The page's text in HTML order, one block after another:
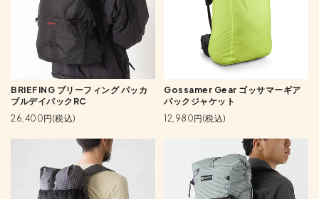
BRIEFING ブリーフィング パッカ
ブルデイパックRC
26,400円(税込)
Gossamer Gear ゴッサマーギア
パックジャケット
12,980円(税込)